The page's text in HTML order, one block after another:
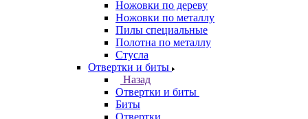
Ножовки по дереву
Ножовки по металлу
Пилы специальные
Полотна по металлу
Стусла
Отвертки и биты
Назад
Отвертки и биты
Биты
Отвертки